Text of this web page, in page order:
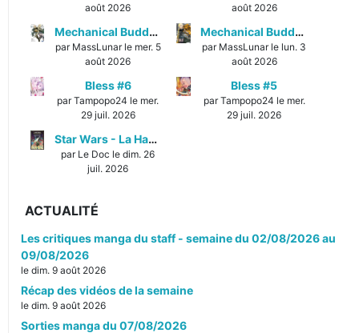
août 2026
août 2026
Mechanical Buddy Universe #1
par MassLunar le mer. 5
août 2026
Mechanical Buddy Universe #0
par MassLunar le lun. 3
août 2026
Bless #6
par Tampopo24 le mer.
29 juil. 2026
Bless #5
par Tampopo24 le mer.
29 juil. 2026
Star Wars - La Haute République - Un équilibre fragile
par Le Doc le dim. 26
juil. 2026
ACTUALITÉ
Les critiques manga du staff - semaine du 02/08/2026 au
09/08/2026
le dim. 9 août 2026
Récap des vidéos de la semaine
le dim. 9 août 2026
Sorties manga du 07/08/2026